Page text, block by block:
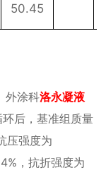
50.45
外涂科洛永凝液
环后，基准组质量
压强度为
，抗折强度为